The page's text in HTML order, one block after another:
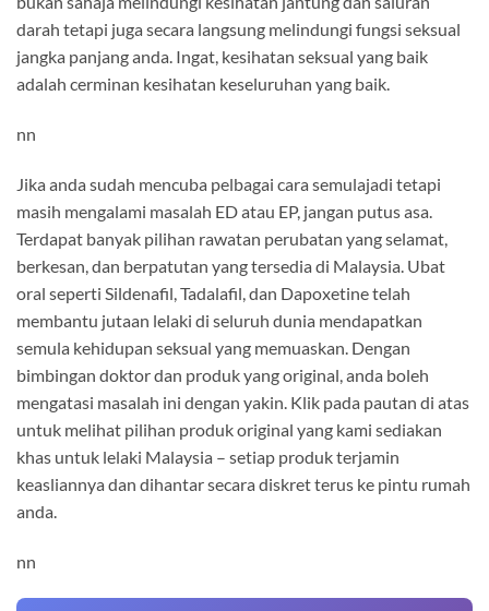
darah tetapi juga secara langsung melindungi fungsi seksual
jangka panjang anda. Ingat, kesihatan seksual yang baik
adalah cerminan kesihatan keseluruhan yang baik.
nn
Jika anda sudah mencuba pelbagai cara semulajadi tetapi
masih mengalami masalah ED atau EP, jangan putus asa.
Terdapat banyak pilihan rawatan perubatan yang selamat,
berkesan, dan berpatutan yang tersedia di Malaysia. Ubat
oral seperti Sildenafil, Tadalafil, dan Dapoxetine telah
membantu jutaan lelaki di seluruh dunia mendapatkan
semula kehidupan seksual yang memuaskan. Dengan
bimbingan doktor dan produk yang original, anda boleh
mengatasi masalah ini dengan yakin. Klik pada pautan di atas
untuk melihat pilihan produk original yang kami sediakan
khas untuk lelaki Malaysia – setiap produk terjamin
keasliannya dan dihantar secara diskret terus ke pintu rumah
anda.
nn